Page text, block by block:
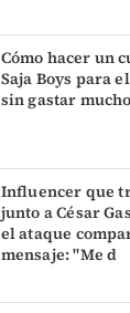
Cómo hacer un
Saja Boys para
sin gastar
Influencer que
junto a César
el ataque
mensaje: "Me d